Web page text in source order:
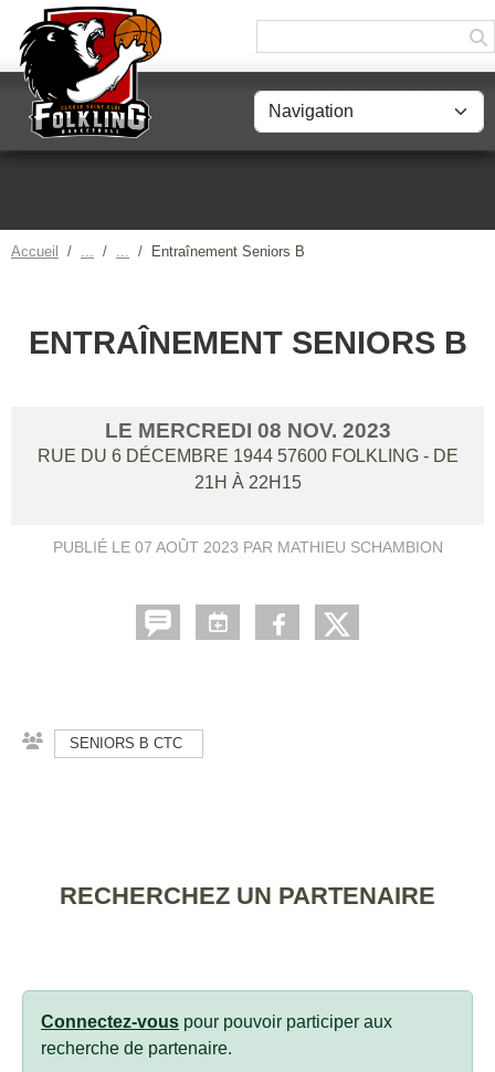
Accueil Entraînement Seniors B
ENTRAÎNEMENT SENIORS B
LE MERCREDI 08 NOV. 2023
RUE DU 6 DÉCEMBRE 1944 57600 FOLKLING - DE
21H À 22H15
PUBLIÉ LE 07 AOÛT 2023 PAR MATHIEU SCHAMBION
SENIORS B CTC
RECHERCHEZ UN PARTENAIRE
Connectez-vous pour pouvoir participer aux
recherche de partenaire.
Panneau de gestion des cookies